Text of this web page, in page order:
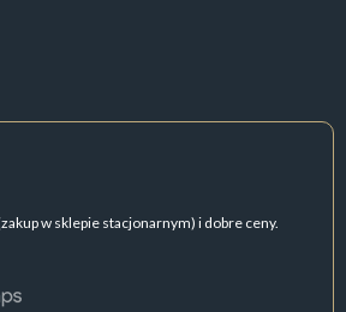
w sklepie stacjonarnym) i dobre ceny.